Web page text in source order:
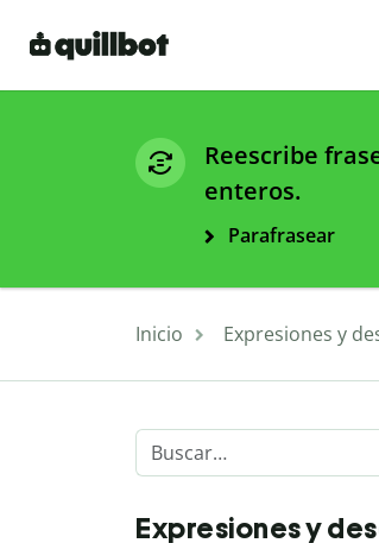
Reescribe
enteros.
Parafrasear
Inicio Expresiones y
Expresiones y